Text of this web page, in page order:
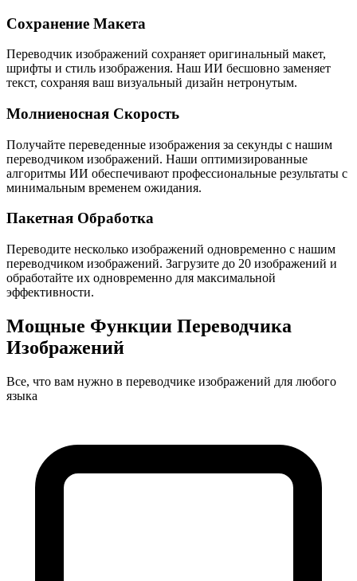
Сохранение Макета
Переводчик изображений сохраняет оригинальный макет,
шрифты и стиль изображения. Наш ИИ бесшовно заменяет
текст, сохраняя ваш визуальный дизайн нетронутым.
Молниеносная Скорость
Получайте переведенные изображения за секунды с нашим
переводчиком изображений. Наши оптимизированные
алгоритмы ИИ обеспечивают профессиональные результаты с
минимальным временем ожидания.
Пакетная Обработка
Переводите несколько изображений одновременно с нашим
переводчиком изображений. Загрузите до 20 изображений и
обработайте их одновременно для максимальной
эффективности.
Мощные Функции Переводчика
Изображений
Все, что вам нужно в переводчике изображений для любого
языка